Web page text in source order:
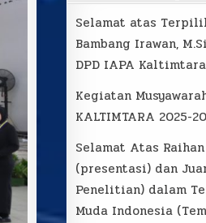
Selamat atas
Bambang Irawan,
DPD IAPA
Kegiatan
KALTIMTARA 2025-
Selamat Atas
(presentasi) dan
Penelitian) dalam
Muda Indonesia